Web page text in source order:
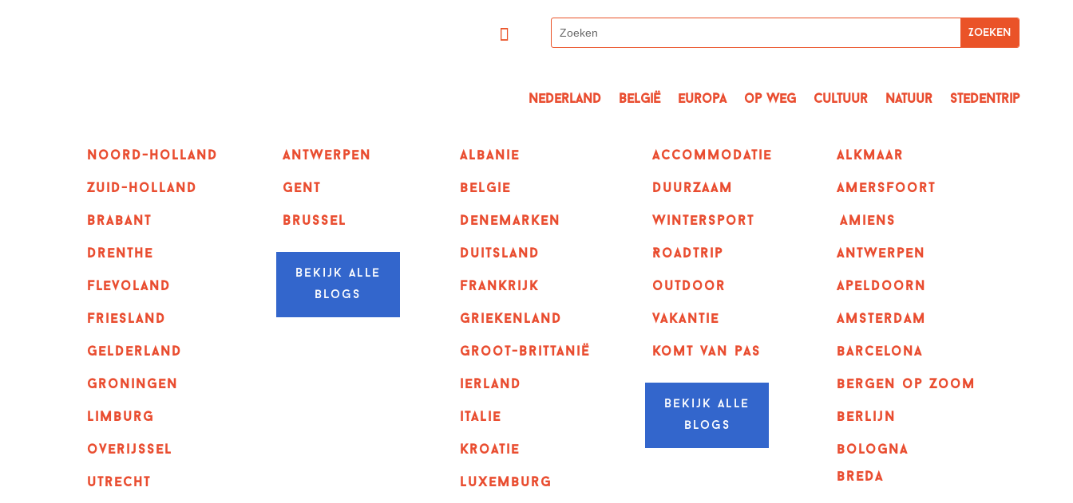
Nederland België Europa op Weg Cultuur Natuur Stedentrip
Noord-holland
zuid-holland
Brabant
Drenthe
Flevoland
Friesland
Gelderland
Groningen
Limburg
overijssel
utrecht
Antwerpen
GENT
Brussel
Bekijk alle
blogs
albanie
belgie
denemarken
duitsland
frankrijk
griekenland
Groot-Brittanië
ierland
italie
kroatie
luxemburg
Accommodatie
Duurzaam
wintersport
Roadtrip
outdoor
vakantie
komt van pas
Bekijk alle
blogs
alkmaar
amersfoort
amiens
Antwerpen
apeldoorn
Amsterdam
barcelona
bergen op zoom
berlijn
bologna
breda